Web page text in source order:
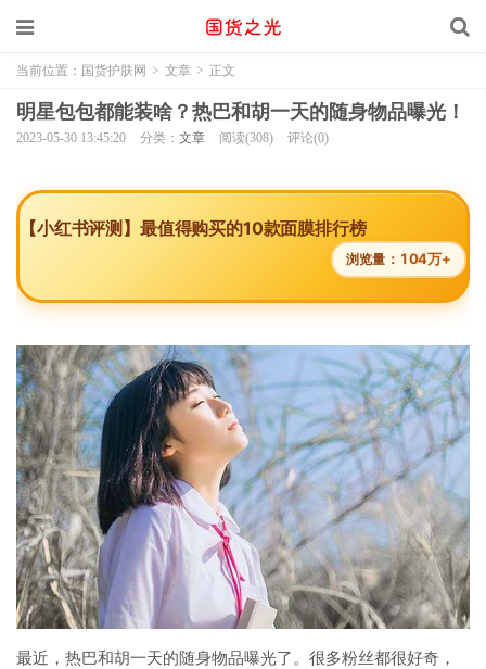
当前位置： 国货护肤网 > 文章 > 正文
明星包包都能装啥？热巴和胡一天的随身物品曝光！
2023-05-30 13:45:20 分类： 文章 阅读(308) 评论(0)
【小红书评测】最值得购买的10款面膜排行榜
浏览量： 104万+
最近，热巴和胡一天的随身物品曝光了。很多粉丝都很好奇，